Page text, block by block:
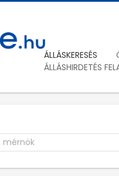
ÁLLÁSKERESÉS
ÁLLÁSHIRDETÉS